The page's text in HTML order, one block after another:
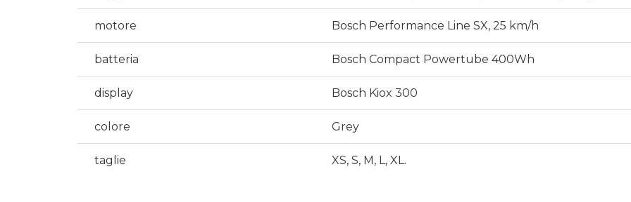
motore Bosch Performance Line SX, 25 km/h
batteria Bosch Compact Powertube 400Wh
display Bosch Kiox 300
colore Grey
taglie XS, S, M, L, XL.